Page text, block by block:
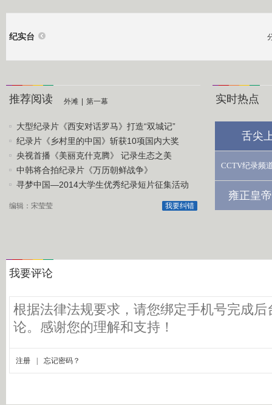
纪实台
推荐阅读 外滩 | 第一幕
大型纪录片《西安对话罗马》打造“双城记”
纪录片《乡村里的中国》斩获10项国内大奖
央视首播《美丽克什克腾》 记录生态之美
中韩将合拍纪录片《万历朝鲜战争》
寻梦中国—2014大学生优秀纪录短片征集活动
我要纠错
编辑：宋莹莹
实时热点
舌尖
CCTV纪录频
雍正皇